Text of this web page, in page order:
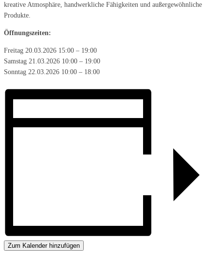
kreative Atmosphäre, handwerkliche Fähigkeiten und außergewöhnliche
Produkte.
Öffnungszeiten:
Freitag 20.03.2026 15:00 – 19:00
Samstag 21.03.2026 10:00 – 19:00
Sonntag 22.03.2026 10:00 – 18:00
Zum Kalender hinzufügen